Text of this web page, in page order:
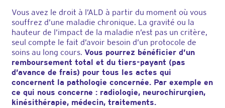
Vous avez le droit à l’ALD à partir du moment où vous
souffrez d’une maladie chronique. La gravité ou la
hauteur de l’impact de la maladie n’est pas un critère,
seul compte le fait d’avoir besoin d’un protocole de
soins au long cours. Vous pourrez bénéficier d’un
remboursement total et du tiers-payant (pas
d’avance de frais) pour tous les actes qui
concernent la pathologie concernée. Par exemple en
ce qui nous concerne : radiologie, neurochirurgien,
kinésithérapie, médecin, traitements.